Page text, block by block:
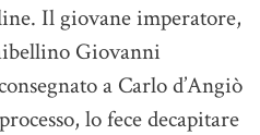
Il giovane imperatore,
Giovanni
a Carlo d’Angiò
lo fece decapitare